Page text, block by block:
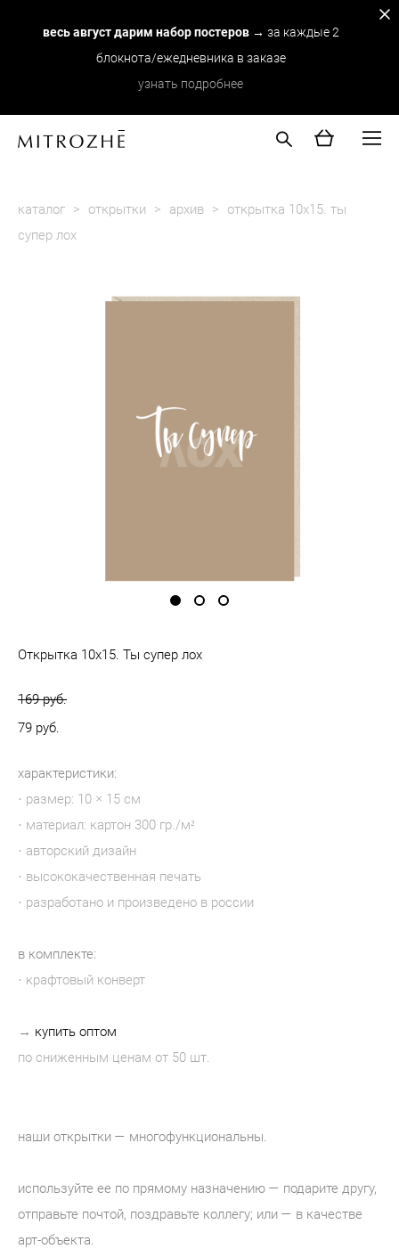
весь август дарим набор постеров→ за каждые 2
блокнота/ежедневника в заказе
узнать подробнее
каталог > открытки > архив > открытка 10х15. ты
супер лох
Открытка 10х15. Ты супер лох
169 pуб.
79 pуб.
характеристики:
· размер: 10 × 15 см
· материал: картон 300 гр./м²
· авторский дизайн
· высококачественная печать
· разработано и произведено в россии
в комплекте:
· крафтовый конверт
→ купить оптом
по сниженным ценам от 50 шт.
наши открытки — многофункциональны.
используйте ее по прямому назначению — подарите другу,
отправьте почтой, поздравьте коллегу; или — в качестве
арт-объекта.